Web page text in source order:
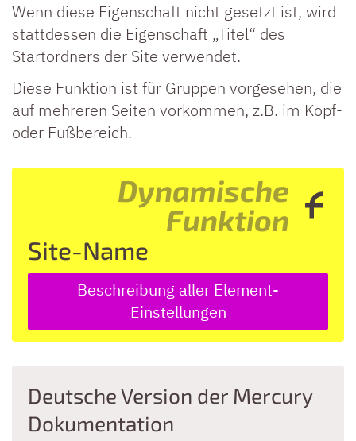
Wenn diese Eigenschaft nicht gesetzt ist, wird
stattdessen die Eigenschaft „Titel“ des
Startordners der Site verwendet.
Diese Funktion ist für Gruppen vorgesehen, die
auf mehreren Seiten vorkommen, z.B. im Kopf-
oder Fußbereich.
Dynamische
Funktion
Site-Name
Beschreibung aller Element-
Einstellungen
Deutsche Version der Mercury
Dokumentation